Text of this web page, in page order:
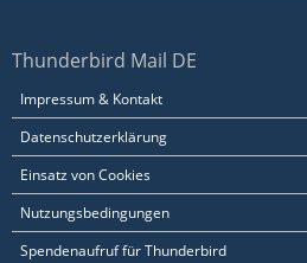
Thunderbird Mail DE
Impressum & Kontakt
Datenschutzerklärung
Einsatz von Cookies
Nutzungsbedingungen
Spendenaufruf für Thunderbird